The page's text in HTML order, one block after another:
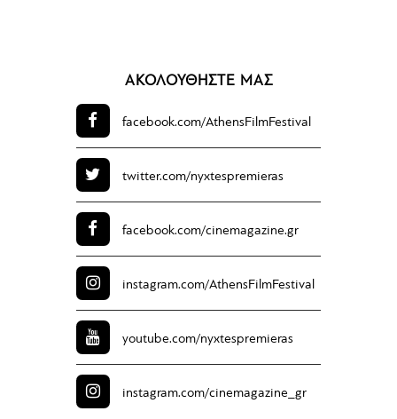
ΑΚΟΛΟΥΘΗΣΤΕ ΜΑΣ
facebook.com/AthensFilmFestival
twitter.com/nyxtespremieras
facebook.com/cinemagazine.gr
instagram.com/AthensFilmFestival
youtube.com/nyxtespremieras
instagram.com/cinemagazine_gr